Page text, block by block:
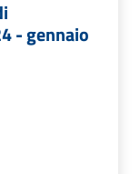
- gennaio